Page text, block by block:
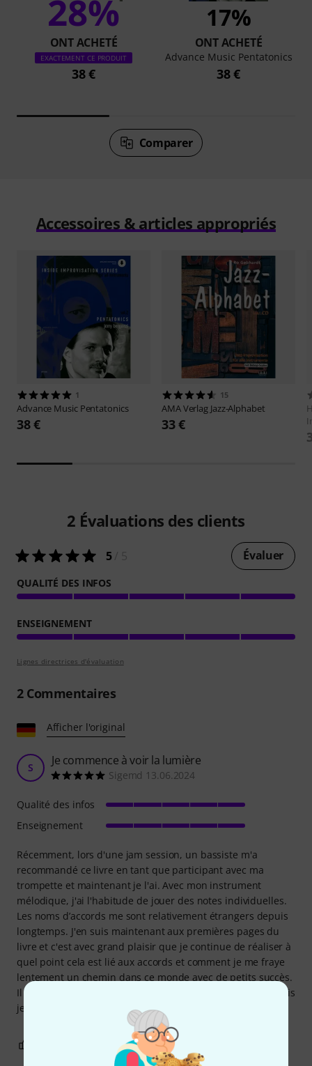
28%
ONT ACHETÉ
EXACTEMENT CE PRODUIT
38 €
17%
ONT ACHETÉ
Advance Music Pentatonics
38 €
Comparer
Accessoires & articles appropriés
1
Advance Music Pentatonics
38 €
15
AMA Verlag Jazz-Alphabet
33 €
2 Évaluations des clients
5/ 5 Évaluer
QUALITÉ DES INFOS
ENSEIGNEMENT
Lignes directrices d'évaluation
2Commentaires
Afficher l'original
S Je commence à voir la lumière
Sigemd 13.06.2024
Récemment, lors d'une jam session, un bassiste m'a
recommandé ce livre en tant que participant avec ma
trompette et maintenant je l'ai. Avec mon instrument
mélodique, j'ai l'habitude de jouer des notes individuelles.
Les noms d’accords me sont relativement étrangers depuis
longtemps. J'en suis maintenant aux premières pages du
livre et c'est avec grand plaisir que je continue de réaliser à
quel point cela est lié aux accords et comment je me fraye
lentement un chemin dans ce monde avec de petits succès.
Il reste certes encore beaucoup de chemin à parcourir, mais
je pense avoir désormais trouvé le compagnon idéal.
Qualité des infos
Enseignement
SIGNALER L'ÉVALUATION